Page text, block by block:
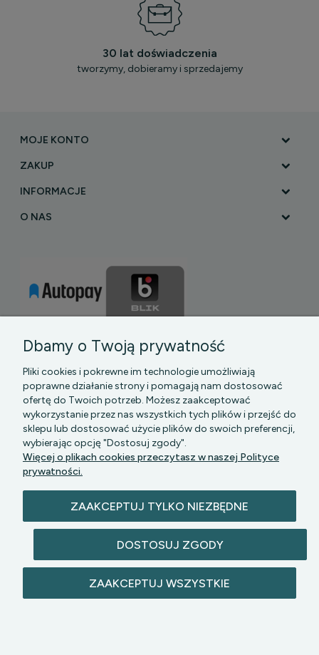
30 lat doświadczenia
tworzymy, dobieramy i sprzedajemy
MOJE KONTO
ZAKUP
INFORMACJE
O NAS
PGK MAZOWSZE SP Z O.O.|| Bartycka 24-210B,
00-716 WARSZAWA, woj. mazowieckie || NIP:
zastrzeżone.
Dbamy o Twoją prywatność
Pliki cookies i pokrewne im technologie umożliwiają
poprawne działanie strony i pomagają nam dostosować
ofertę do Twoich potrzeb. Możesz zaakceptować
wykorzystanie przez nas wszystkich tych plików i przejść do
sklepu lub dostosować użycie plików do swoich preferencji,
wybierając opcję "Dostosuj zgody".
Więcej o plikach cookies przeczytasz w naszej Polityce
prywatności.
ZAAKCEPTUJ TYLKO NIEZBĘDNE
DOSTOSUJ ZGODY
ZAAKCEPTUJ WSZYSTKIE